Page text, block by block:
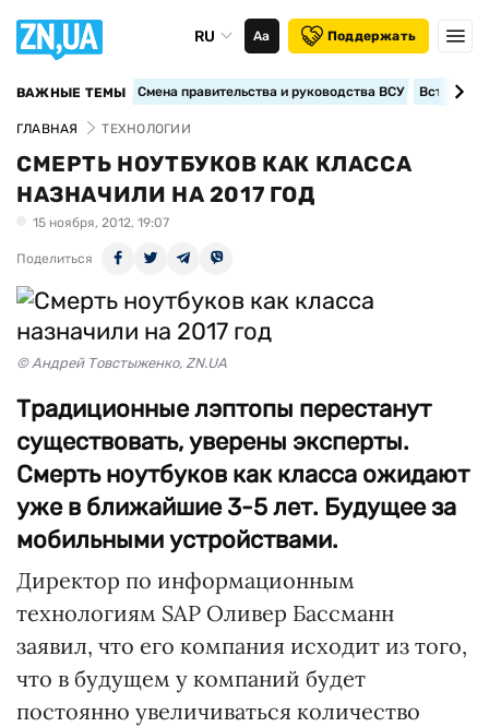
RU Аа Поддержать
ВАЖНЫЕ ТЕМЫ Смена правительства и руководства ВСУ
ГЛАВНАЯ ТЕХНОЛОГИИ
СМЕРТЬ НОУТБУКОВ КАК КЛАССА
НАЗНАЧИЛИ НА 2017 ГОД
15 ноября, 2012, 19:07
Поделиться
© Андрей Товстыженко, ZN.UA
Традиционные лэптопы перестанут
существовать, уверены эксперты.
Смерть ноутбуков как класса ожидают
уже в ближайшие 3-5 лет. Будущее за
мобильными устройствами.
Директор по информационным
технологиям SAP Оливер Бассманн
заявил, что его компания исходит из того,
что в будущем у компаний будет
постоянно увеличиваться количество